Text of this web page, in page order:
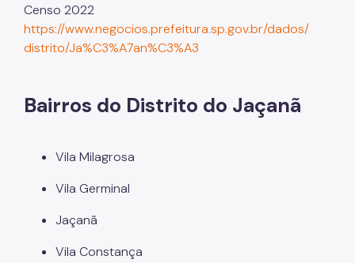
Censo 2022
https://www.negocios.prefeitura.sp.gov.br/dados/
distrito/Ja%C3%A7an%C3%A3
Bairros do Distrito do Jaçanã
Vila Milagrosa
Vila Germinal
Jaçanã
Vila Constança